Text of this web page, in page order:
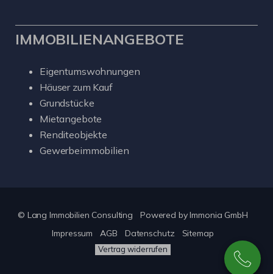
IMMOBILIENANGEBOTE
Eigentumswohnungen
Häuser zum Kauf
Grundstücke
Mietangebote
Renditeobjekte
Gewerbeimmobilien
© Lang Immobilien Consulting Powered byImmonia GmbH
Impressum
AGB Datenschutz Sitemap
Vertrag widerrufen